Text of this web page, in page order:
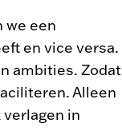
we een
en vice versa.
ambities. Zodat
Alleen
in